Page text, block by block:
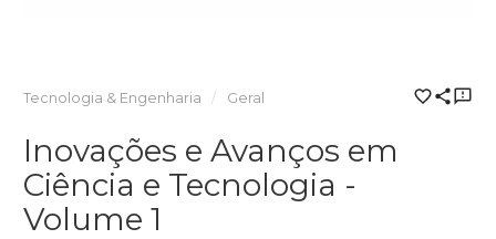
Tecnologia & Engenharia Geral
Inovações e Avanços em
Ciência e Tecnologia -
Volume 1